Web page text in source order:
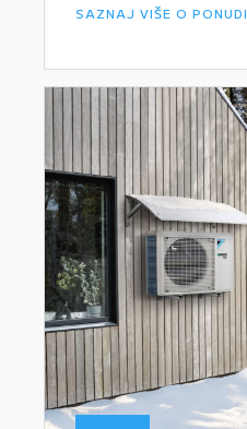
SAZNAJ VIŠE O PONUDI